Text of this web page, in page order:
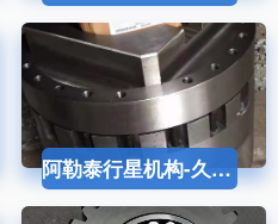
阿勒泰行星机构-久益采煤机配件